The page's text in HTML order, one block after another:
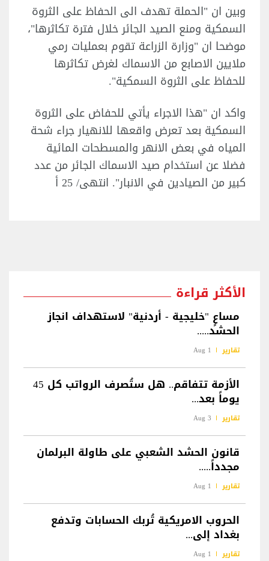
وبين ان "الحملة تهدف الى الحفاظ على الثروة
السمكية ومنع الصيد الجائر خلال فترة تكاثرها"،
موضحا ان "وزارة الزراعة تقوم بعمليات رمي
ملايين الاصابع من الاسماك لغرض تكاثرها
للحفاظ على الثروة السمكية".
واكد ان "هذا الاجراء يأتي للحفاض على الثروة
السمكية بعد تعرض واقعها للانهيار جراء شحة
المياه في بعض الانهر والمسطحات المائية
فضلا عن استخدام صيد الاسماك الجائر من عدد
كبير من الصيادين في الانبار". انتهى/ 25 أ
الأكثر قراءة
مساعٍ "خليجية - أردنية" لاستهداف انجاز
الحشد.....
تقارير 1 Aug
الأزمة تتفاقم.. هل ستُصرف الرواتب كل 45
يوماً بعد...
تقارير 3 Aug
قانون الحشد الشعبي على طاولة البرلمان
مجدداً.....
تقارير 1 Aug
الحروب الامريكية تُربك الحسابات وتدفع
بغداد إلى...
تقارير 1 Aug